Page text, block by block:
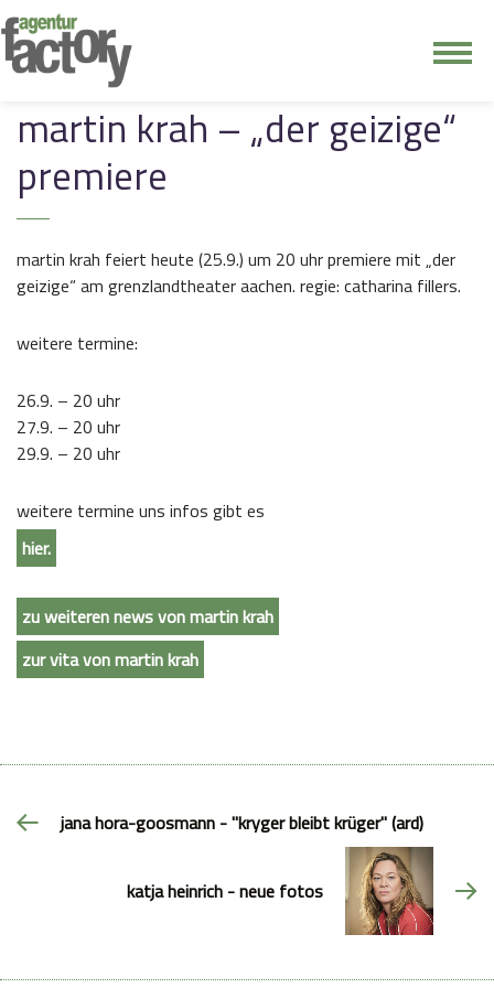
kontakt
martin krah – „der geizige“
premiere
martin krah feiert heute (25.9.) um 20 uhr premiere mit „der
geizige“ am grenzlandtheater aachen. regie: catharina fillers.
weitere termine:
26.9. – 20 uhr
27.9. – 20 uhr
29.9. – 20 uhr
weitere termine uns infos gibt es
hier.
zu weiteren news von martin krah
zur vita von martin krah
jana hora-goosmann - "kryger bleibt krüger" (ard)
katja heinrich - neue fotos